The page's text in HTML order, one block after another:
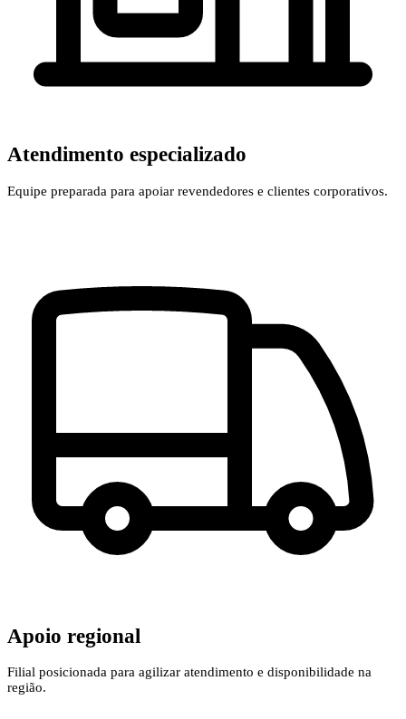
Atendimento especializado
Equipe preparada para apoiar revendedores e clientes corporativos.
Apoio regional
Filial posicionada para agilizar atendimento e disponibilidade na
região.